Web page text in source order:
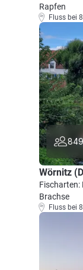
Rapfen
Fluss bei
849
Wörnitz
Fischarten:
Brachse
Fluss bei